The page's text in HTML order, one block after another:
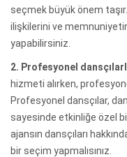
seçmek büyük önem
ilişkilerini ve
yapabilirsiniz.
2. Profesyonel
hizmeti alırken,
Profesyonel dansçılar,
sayesinde etkinliğe özel
ajansın dansçıları
bir seçim yapmalısınız.